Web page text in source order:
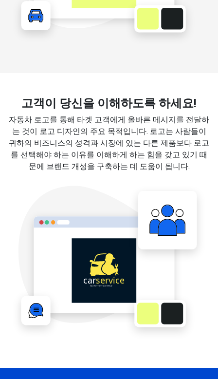
고객이 당신을 이해하도록 하세요!
자동차 로고를 통해 타겟 고객에게 올바른 메시지를 전달하
는 것이 로고 디자인의 주요 목적입니다. 로고는 사람들이
귀하의 비즈니스의 성격과 시장에 있는 다른 제품보다 로고
를 선택해야 하는 이유를 이해하게 하는 힘을 갖고 있기 때
문에 브랜드 개성을 구축하는 데 도움이 됩니다.